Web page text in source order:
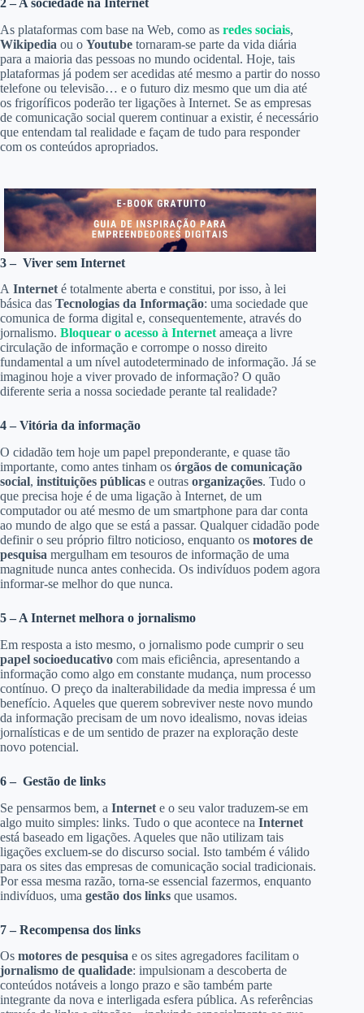
As plataformas com base na Web, como as redes sociais,
Wikipedia ou o Youtube tornaram-se parte da vida diária
para a maioria das pessoas no mundo ocidental. Hoje, tais
plataformas já podem ser acedidas até mesmo a partir do nosso
telefone ou televisão… e o futuro diz mesmo que um dia até
os frigoríficos poderão ter ligações à Internet. Se as empresas
de comunicação social querem continuar a existir, é necessário
que entendam tal realidade e façam de tudo para responder
com os conteúdos apropriados.
3 – Viver sem Internet
A Internet é totalmente aberta e constitui, por isso, à lei
básica das Tecnologias da Informação: uma sociedade que
comunica de forma digital e, consequentemente, através do
jornalismo. Bloquear o acesso à Internet ameaça a livre
circulação de informação e corrompe o nosso direito
fundamental a um nível autodeterminado de informação. Já se
imaginou hoje a viver provado de informação? O quão
diferente seria a nossa sociedade perante tal realidade?
4 – Vitória da informação
O cidadão tem hoje um papel preponderante, e quase tão
importante, como antes tinham os órgãos de comunicação
social, instituições públicas e outras organizações. Tudo o
que precisa hoje é de uma ligação à Internet, de um
computador ou até mesmo de um smartphone para dar conta
ao mundo de algo que se está a passar. Qualquer cidadão pode
definir o seu próprio filtro noticioso, enquanto os motores de
pesquisa mergulham em tesouros de informação de uma
magnitude nunca antes conhecida. Os indivíduos podem agora
informar-se melhor do que nunca.
5 – A Internet melhora o jornalismo
Em resposta a isto mesmo, o jornalismo pode cumprir o seu
papel socioeducativo com mais eficiência, apresentando a
informação como algo em constante mudança, num processo
contínuo. O preço da inalterabilidade da media impressa é um
benefício. Aqueles que querem sobreviver neste novo mundo
da informação precisam de um novo idealismo, novas ideias
jornalísticas e de um sentido de prazer na exploração deste
novo potencial.
6 – Gestão de links
Se pensarmos bem, a Internet e o seu valor traduzem-se em
algo muito simples: links. Tudo o que acontece na Internet
está baseado em ligações. Aqueles que não utilizam tais
ligações excluem-se do discurso social. Isto também é válido
para os sites das empresas de comunicação social tradicionais.
Por essa mesma razão, torna-se essencial fazermos, enquanto
indivíduos, uma gestão dos links que usamos.
7 – Recompensa dos links
Os motores de pesquisa e os sites agregadores facilitam o
jornalismo de qualidade: impulsionam a descoberta de
conteúdos notáveis a longo prazo e são também parte
integrante da nova e interligada esfera pública. As referências